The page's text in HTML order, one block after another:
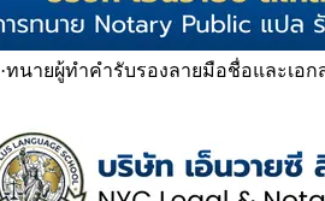
·ทนายผู้ทำคำรับรองลายมือชื่อและเอก